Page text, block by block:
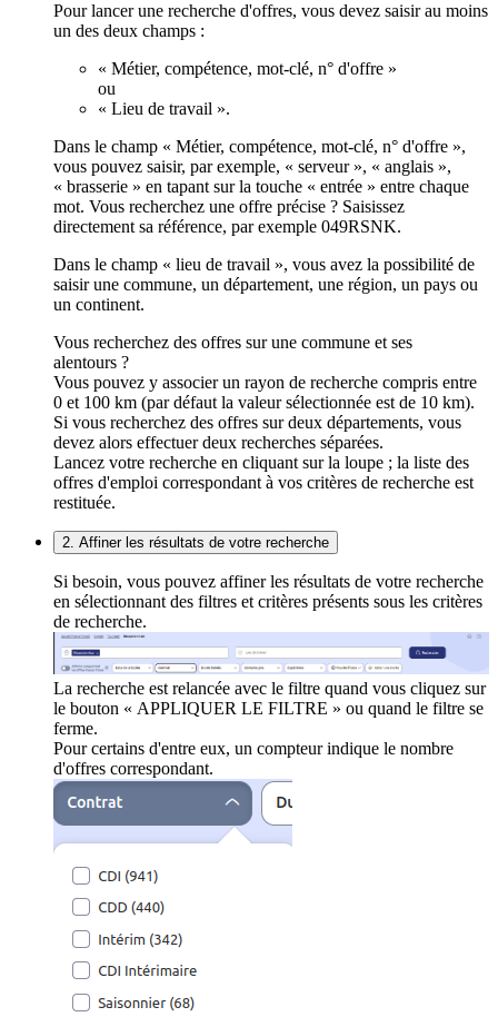
Pour lancer une recherche d'offres, vous devez saisir au moins
un des deux champs :
« Métier, compétence, mot-clé, n° d'offre »
ou
« Lieu de travail ».
Dans le champ « Métier, compétence, mot-clé, n° d'offre »,
vous pouvez saisir, par exemple, « serveur », « anglais »,
« brasserie » en tapant sur la touche « entrée » entre chaque
mot. Vous recherchez une offre précise ? Saisissez
directement sa référence, par exemple 049RSNK.
Dans le champ « lieu de travail », vous avez la possibilité de
saisir une commune, un département, une région, un pays ou
un continent.
Vous recherchez des offres sur une commune et ses
alentours ?
Vous pouvez y associer un rayon de recherche compris entre
0 et 100 km (par défaut la valeur sélectionnée est de 10 km).
Si vous recherchez des offres sur deux départements, vous
devez alors effectuer deux recherches séparées.
Lancez votre recherche en cliquant sur la loupe ; la liste des
offres d'emploi correspondant à vos critères de recherche est
restituée.
2. Affiner les résultats de votre recherche
Si besoin, vous pouvez affiner les résultats de votre recherche
en sélectionnant des filtres et critères présents sous les critères
de recherche.
La recherche est relancée avec le filtre quand vous cliquez sur
le bouton « APPLIQUER LE FILTRE » ou quand le filtre se
ferme.
Pour certains d'entre eux, un compteur indique le nombre
d'offres correspondant.